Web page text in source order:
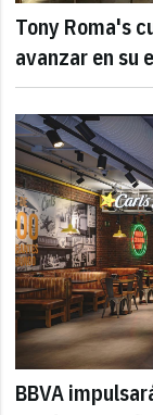
Tony Roma's
avanzar en su
BBVA